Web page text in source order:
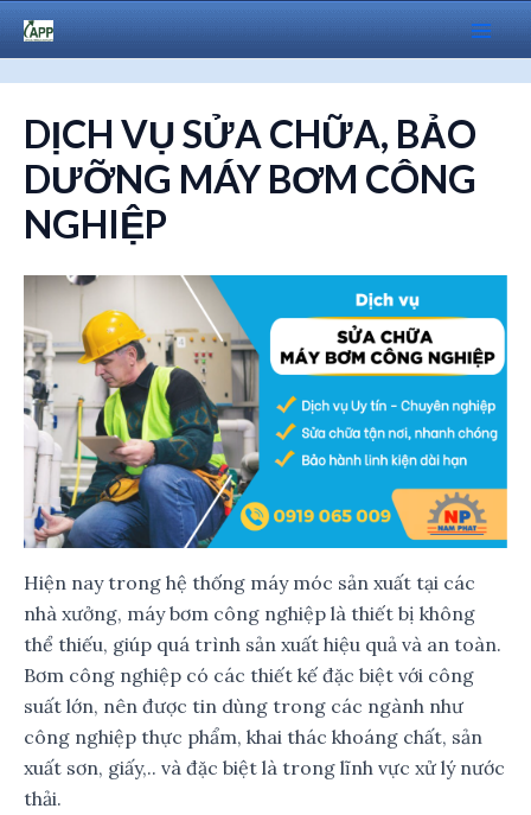
Skip
DỊCH VỤ SỬA CHỮA, BẢO
DƯỠNG MÁY BƠM CÔNG
NGHIỆP
Hiện nay trong hệ thống máy móc sản xuất tại các
nhà xưởng, máy bơm công nghiệp là thiết bị không
thể thiếu, giúp quá trình sản xuất hiệu quả và an toàn.
Bơm công nghiệp có các thiết kế đặc biệt với công
suất lớn, nên được tin dùng trong các ngành như
công nghiệp thực phẩm, khai thác khoáng chất, sản
xuất sơn, giấy,.. và đặc biệt là trong lĩnh vực xử lý nước
thải.